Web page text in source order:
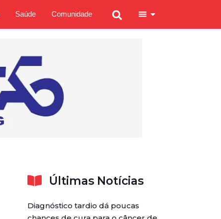
Saúde Comunidade
Últimas Notícias
Diagnóstico tardio dá poucas